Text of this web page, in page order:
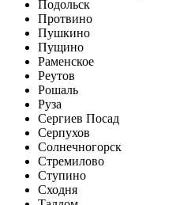
Подольск
Протвино
Пушкино
Пущино
Раменское
Реутов
Рошаль
Руза
Сергиев Посад
Серпухов
Солнечногорск
Стремилово
Ступино
Сходня